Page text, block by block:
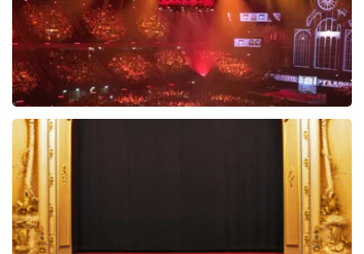
Vrienden Van Amstel Live